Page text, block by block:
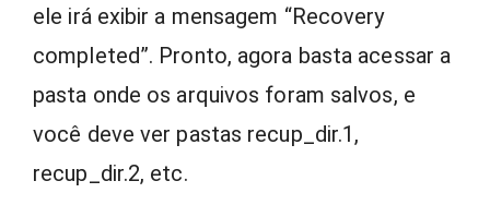
ele irá exibir a mensagem “Recovery
completed”. Pronto, agora basta acessar a
pasta onde os arquivos foram salvos, e
você deve ver pastas recup_dir.1,
recup_dir.2, etc.